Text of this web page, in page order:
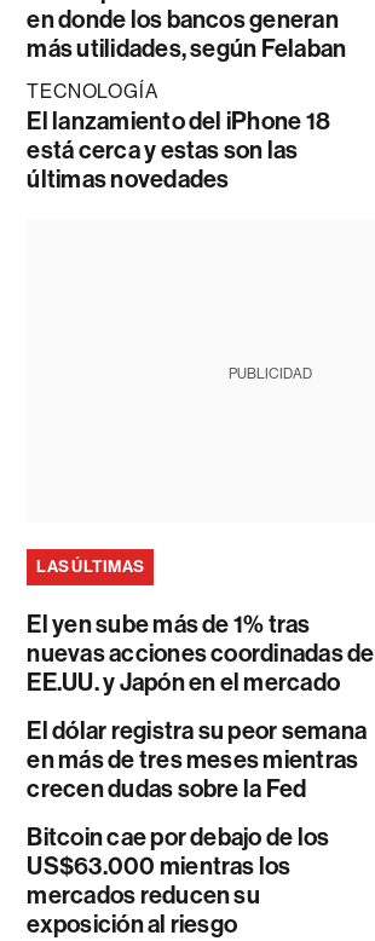
en donde los bancos generan
más utilidades, según Felaban
TECNOLOGÍA
El lanzamiento del iPhone 18
está cerca y estas son las
últimas novedades
PUBLICIDAD
LAS ÚLTIMAS
El yen sube más de 1% tras
nuevas acciones coordinadas de
EE.UU. y Japón en el mercado
El dólar registra su peor semana
en más de tres meses mientras
crecen dudas sobre la Fed
Bitcoin cae por debajo de los
US$63.000 mientras los
mercados reducen su
exposición al riesgo